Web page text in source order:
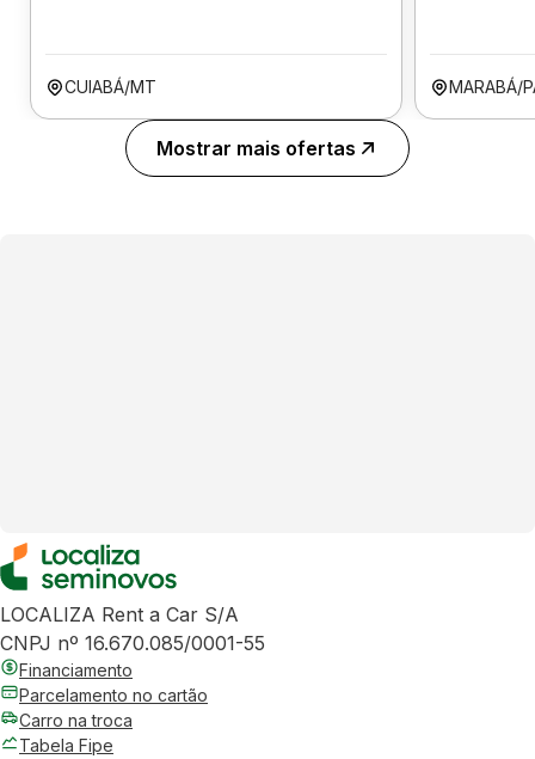
CUIABÁ/MT MARABÁ/
Mostrar mais ofertas
LOCALIZA Rent a Car S/A
CNPJ nº 16.670.085/0001-55
Financiamento
Parcelamento no cartão
Carro na troca
Tabela Fipe